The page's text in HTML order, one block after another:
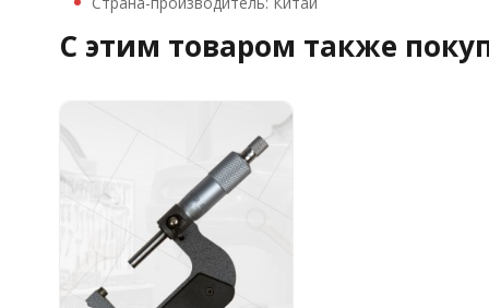
C этим товаром также